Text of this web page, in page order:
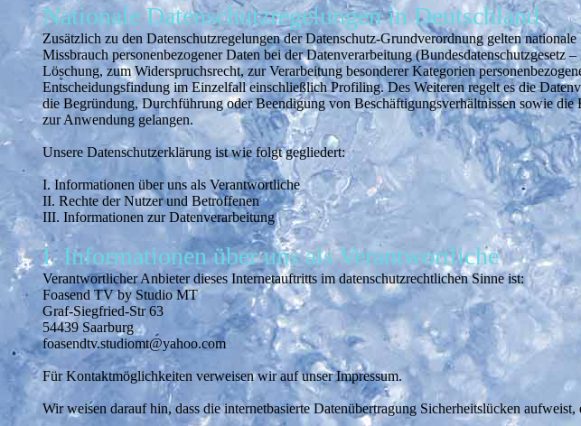
Nationale Datenschutzregelungen in Deutschland
Zusätzlich zu den Datenschutzregelungen der Datenschutz-Grundverordnung gelten
Missbrauch personenbezogener Daten bei der Datenverarbeitung
Löschung, zum Widerspruchsrecht, zur Verarbeitung besonderer Kategorien
Entscheidungsfindung im Einzelfall einschließlich Profiling. Des Weiteren regelt es die
die Begründung, Durchführung oder Beendigung von Beschäftigungsverhältnissen sowie
zur Anwendung gelangen.
Unsere Datenschutzerklärung ist wie folgt gegliedert:
I. Informationen über uns als Verantwortliche
II. Rechte der Nutzer und Betroffenen
III. Informationen zur Datenverarbeitung
I. Informationen über uns als Verantwortliche
Verantwortlicher Anbieter dieses Internetauftritts im datenschutzrechtlichen Sinne ist:
­Foasend TV by Studio MT
Graf-Siegfried-Str 63
54439 Saarburg
foasendtv.studiomt@yahoo.com
Für Kontaktmöglichkeiten verweisen wir auf unser Impressum.
Wir weisen darauf hin, dass die internetbasierte Datenübertragung Sicherheitslücken